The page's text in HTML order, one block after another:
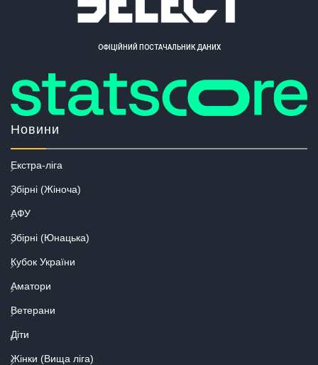
ОФІЦІЙНИЙ ПОСТАЧАЛЬНИК ДАНИХ
Новини
Екстра-ліга
Збірні (Жіноча)
АФУ
Збірні (Юнацька)
Кубок України
Аматори
Ветерани
Діти
Жінки (Вища ліга)